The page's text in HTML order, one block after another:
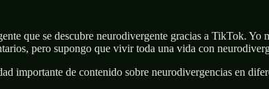
que se descubre neurodivergente gracias a TikTok.
pero supongo que vivir toda una vida con
importante de contenido sobre neurodivergencias en